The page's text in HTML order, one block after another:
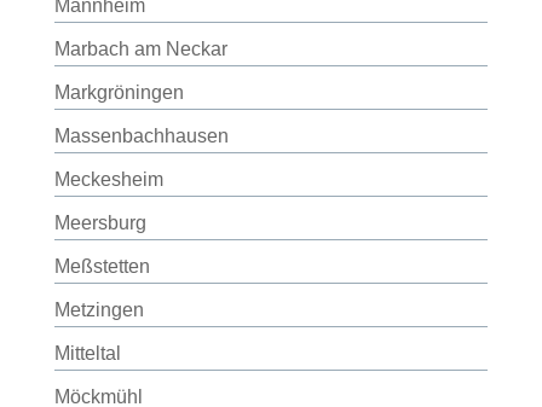
Mannheim
Marbach am Neckar
Markgröningen
Massenbachhausen
Meckesheim
Meersburg
Meßstetten
Metzingen
Mitteltal
Möckmühl